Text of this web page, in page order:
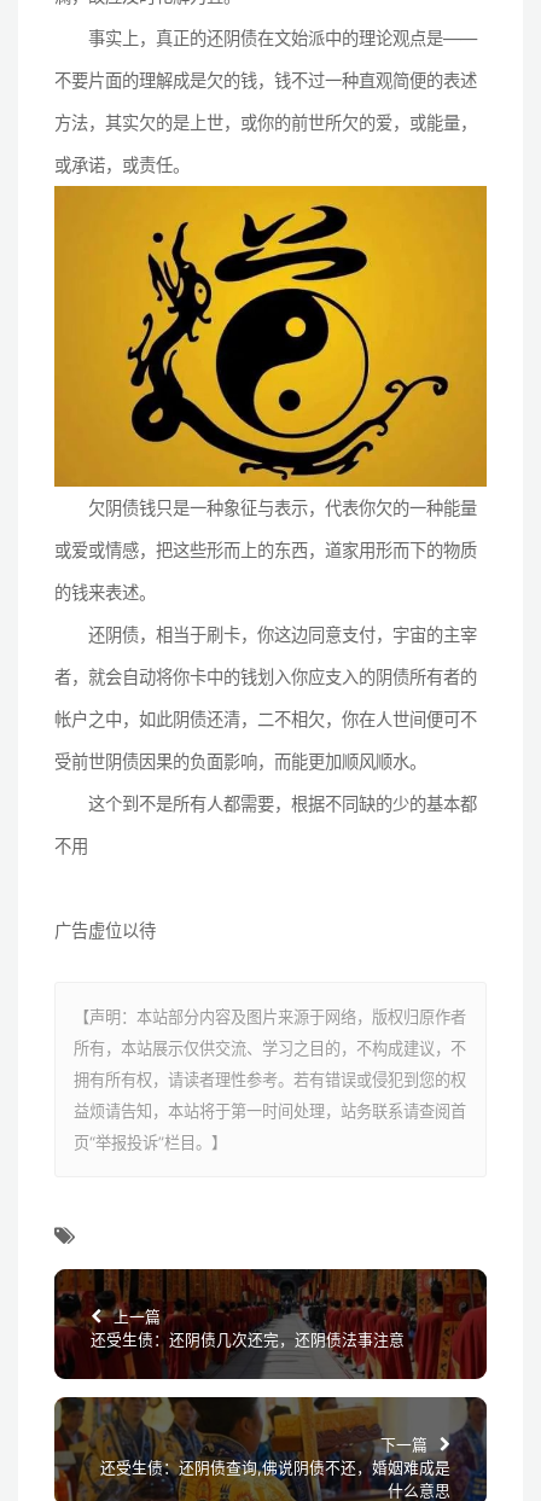
事实上，真正的还阴债在文始派中的理论观点是——
不要片面的理解成是欠的钱，钱不过一种直观简便的表述
方法，其实欠的是上世，或你的前世所欠的爱，或能量，
或承诺，或责任。
欠阴债钱只是一种象征与表示，代表你欠的一种能量
或爱或情感，把这些形而上的东西，道家用形而下的物质
的钱来表述。
还阴债，相当于刷卡，你这边同意支付，宇宙的主宰
者，就会自动将你卡中的钱划入你应支入的阴债所有者的
帐户之中，如此阴债还清，二不相欠，你在人世间便可不
受前世阴债因果的负面影响，而能更加顺风顺水。
这个到不是所有人都需要，根据不同缺的少的基本都
不用
广告虚位以待
【声明：本站部分内容及图片来源于网络，版权归原作者
所有，本站展示仅供交流、学习之目的，不构成建议，不
拥有所有权，请读者理性参考。若有错误或侵犯到您的权
益烦请告知，本站将于第一时间处理，站务联系请查阅首
页“举报投诉”栏目。】
上一篇
还受生债：还阴债几次还完，还阴债法事注意
下一篇
还受生债：还阴债查询,佛说阴债不还，婚姻难成是
什么意思